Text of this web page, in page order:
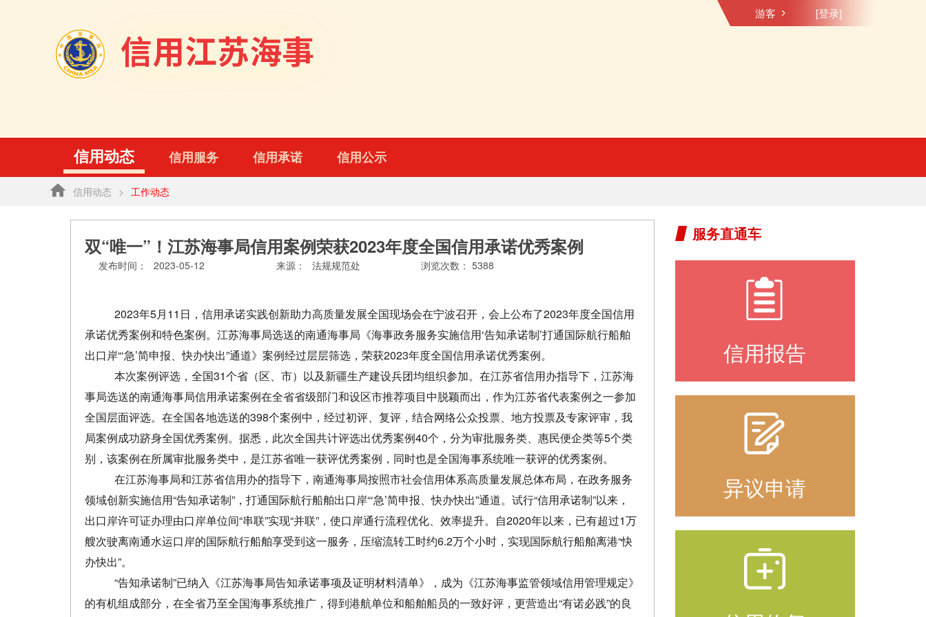
游客 [登录]
信用动态 信用服务 信用承诺 信用公示
信用动态 > 工作动态
双“唯一”！江苏海事局信用案例荣获2023年度全国信用承诺优秀案例
发布时间： 2023-05-12 来源： 法规规范处 浏览次数： 5388
2023年5月11 日，信用承诺实践创新助力高质量发展全国现场会在宁波召开，会上公布了2023年度全国信用
承诺优秀案例和特色案例。江苏海事局选送的南通海事局《海事政务服务实施信用‘告知承诺制’打通国际航行船舶
出口岸“‘急’简申报、快办快出”通道》案例经过层层筛选，荣获2023年度全国信用承诺优秀案例。
本次案例评选，全国31个省（区、市）以及新疆生产建设兵团均组织参加。在江苏省信用办指导下，江苏海
事局选送的南通海事局信用承诺案例在全省省级部门和设区市推荐项目中脱颖而出，作为江苏省代表案例之一参加
全国层面评选。在全国各地选送的398个案例中，经过初评、复评，结合网络公众投票、地方投票及专家评审，我
局案例成功跻身全国优秀案例。据悉，此次全国共计评选出优秀案例40个，分为审批服务类、惠民便企类等5个类
别，该案例在所属审批服务类中，是江苏省唯一获评优秀案例，同时也是全国海事系统唯一获评的优秀案例。
在江苏海事局和江苏省信用办的指导下，南通海事局按照市社会信用体系高质量发展总体布局，在政务服务
领域创新实施信用“告知承诺制”，打通国际航行船舶出口岸“‘急’简申报、快办快出”通道。试行“信用承诺制”以来，
出口岸许可证办理由口岸单位间“串联”实现“并联”，使口岸通行流程优化、效率提升。自2020年以来，已有超过1万
艘次驶离南通水运口岸的国际航行船舶享受到这一服务，压缩流转工时约6.2万个小时，实现国际航行船舶离港“快
办快出”。
“告知承诺制”已纳入《江苏海事局告知承诺事项及证明材料清单》，成为《江苏海事监管领域信用管理规定》
的有机组成部分，在全省乃至全国海事系统推广，得到港航单位和船舶船员的一致好评，更营造出“有诺必践”的良
服务直通车
信用报告
异议申请